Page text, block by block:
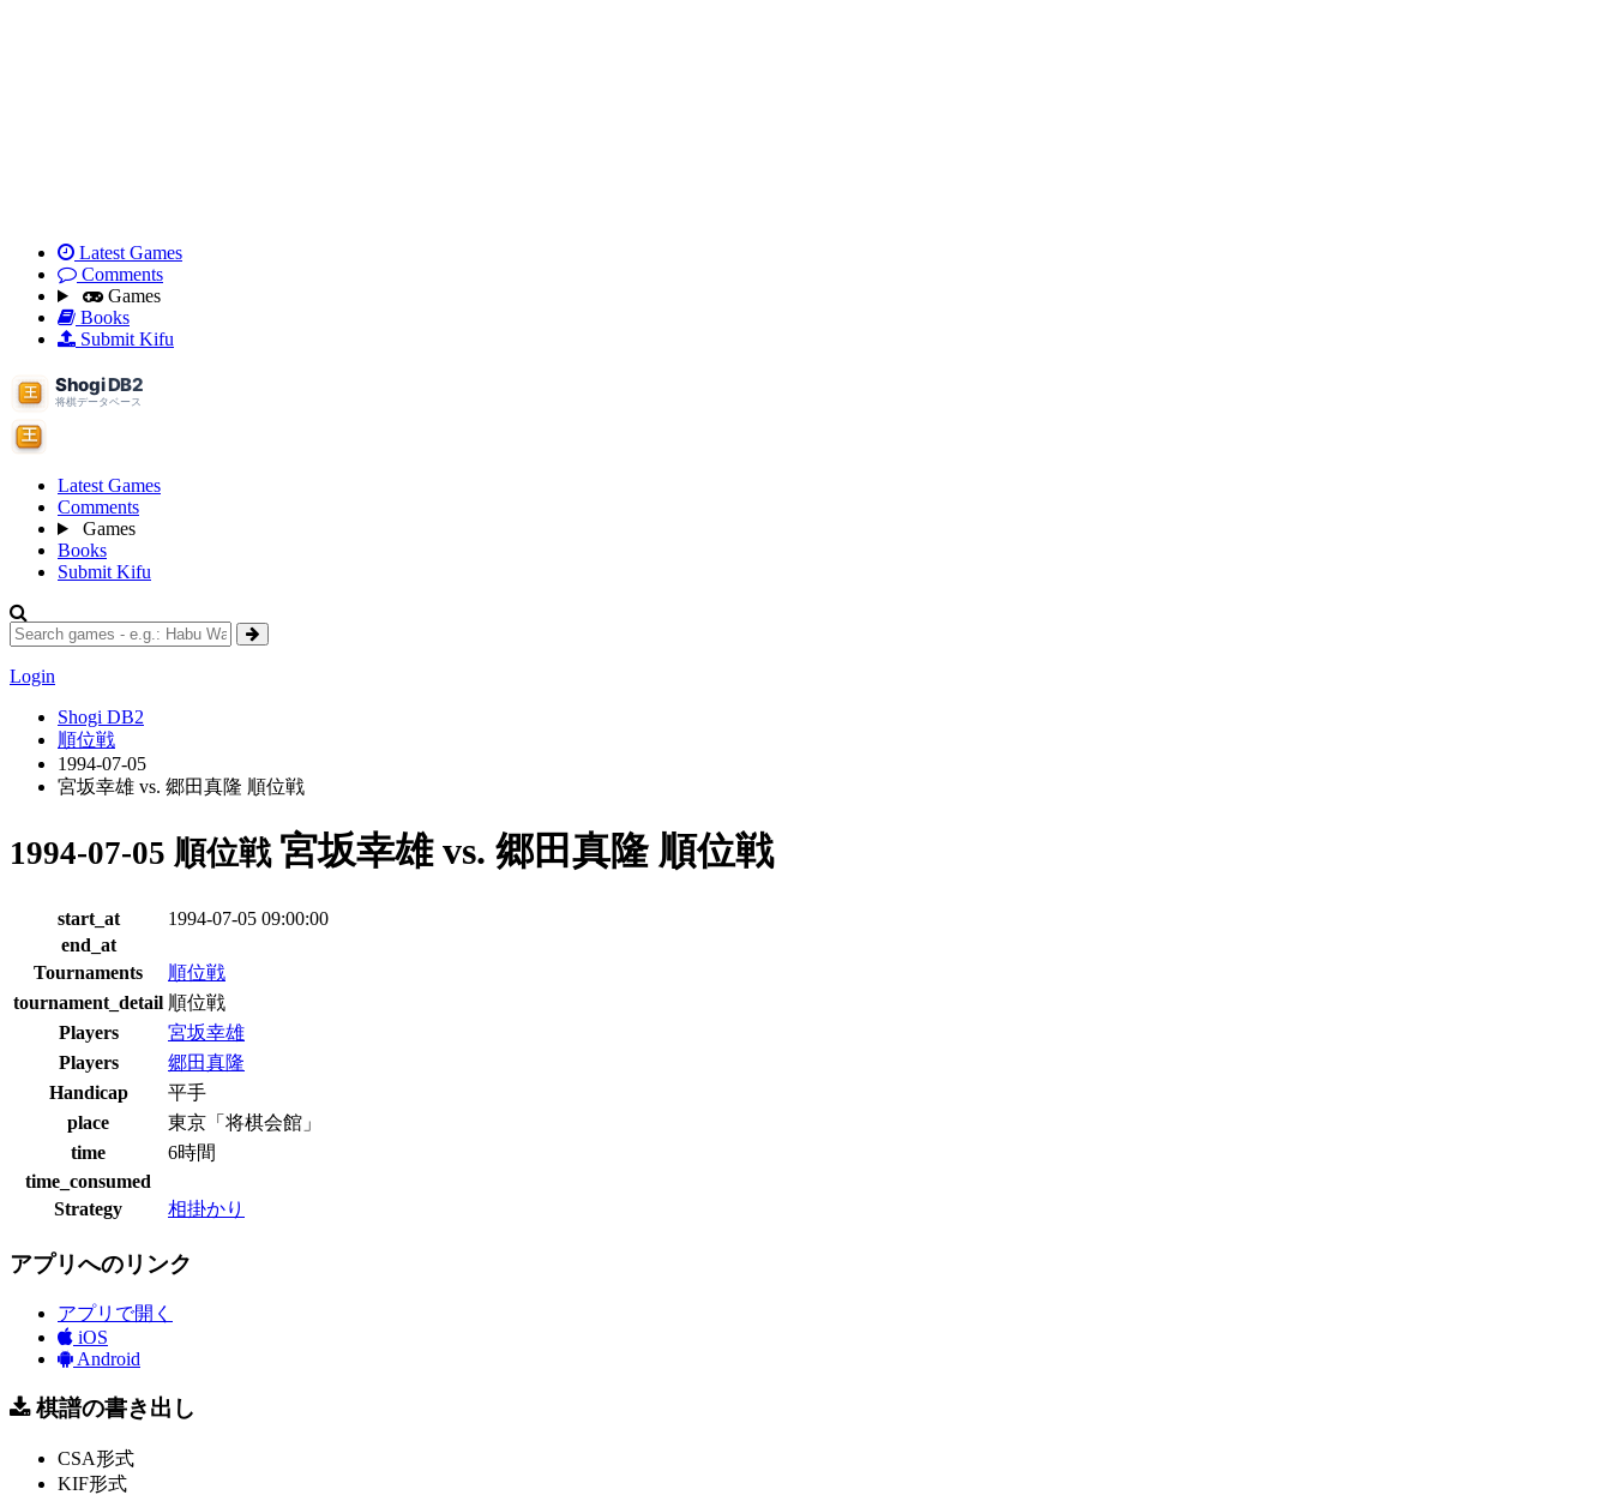
Latest Games
Comments
Games
Books
Submit Kifu
Latest Games
Comments
Games
Books
Submit Kifu
Login
Shogi DB2
順位戦
1994-07-05
宮坂幸雄 vs. 郷田真隆 順位戦
1994-07-05 順位戦 宮坂幸雄 vs. 郷田真隆 順位戦
start_at
1994-07-05 09:00:00
end_at
Tournaments
順位戦
tournament_detail 順位戦
Players
宮坂幸雄
Players
郷田真隆
Handicap
平手
place
東京「将棋会館」
time
6時間
time_consumed
Strategy
相掛かり
アプリへのリンク
アプリで開く
iOS
Android
棋譜の書き出し
CSA形式
KIF形式